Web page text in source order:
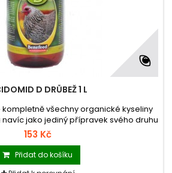
D DRŮBEŽ 1 L
kompletně všechny organické kyseliny
jako jediný přípravek svého druhu
vyvážený poměr minerálních látek
a zvyšujících imunitu organismu.
153 Kč
Přidat do košíku